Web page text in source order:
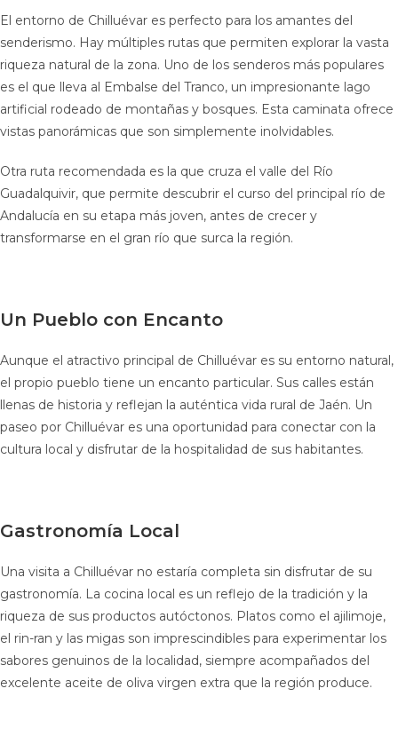
El entorno de Chilluévar es perfecto para los amantes del
senderismo. Hay múltiples rutas que permiten explorar la vasta
riqueza natural de la zona. Uno de los senderos más populares
es el que lleva al Embalse del Tranco, un impresionante lago
artificial rodeado de montañas y bosques. Esta caminata ofrece
vistas panorámicas que son simplemente inolvidables.
Otra ruta recomendada es la que cruza el valle del Río
Guadalquivir, que permite descubrir el curso del principal río de
Andalucía en su etapa más joven, antes de crecer y
transformarse en el gran río que surca la región.
Un Pueblo con Encanto
Aunque el atractivo principal de Chilluévar es su entorno natural,
el propio pueblo tiene un encanto particular. Sus calles están
llenas de historia y reflejan la auténtica vida rural de Jaén. Un
paseo por Chilluévar es una oportunidad para conectar con la
cultura local y disfrutar de la hospitalidad de sus habitantes.
Gastronomía Local
Una visita a Chilluévar no estaría completa sin disfrutar de su
gastronomía. La cocina local es un reflejo de la tradición y la
riqueza de sus productos autóctonos. Platos como el ajilimoje,
el rin-ran y las migas son imprescindibles para experimentar los
sabores genuinos de la localidad, siempre acompañados del
excelente aceite de oliva virgen extra que la región produce.